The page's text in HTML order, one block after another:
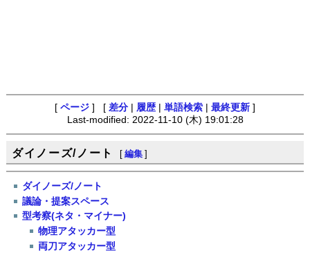
[ ページ ] [ 差分 履歴 単語検索 最終更新 ]
Last-modified: 2022-11-10 (木) 19:01:28
ダイノーズ/ノート [ 編集 ]
ダイノーズ/ノート
議論・提案スペース
型考察(ネタ・マイナー)
物理アタッカー型
両刀アタッカー型